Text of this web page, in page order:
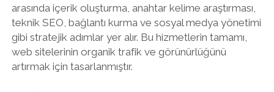
arasında içerik oluşturma, anahtar kelime araştırması,
teknik SEO, bağlantı kurma ve sosyal medya yönetimi
gibi stratejik adımlar yer alır. Bu hizmetlerin tamamı,
web sitelerinin organik trafik ve görünürlüğünü
artırmak için tasarlanmıştır.